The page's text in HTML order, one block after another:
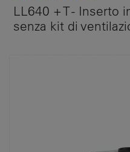
LL640 + T - Inserto
senza kit di